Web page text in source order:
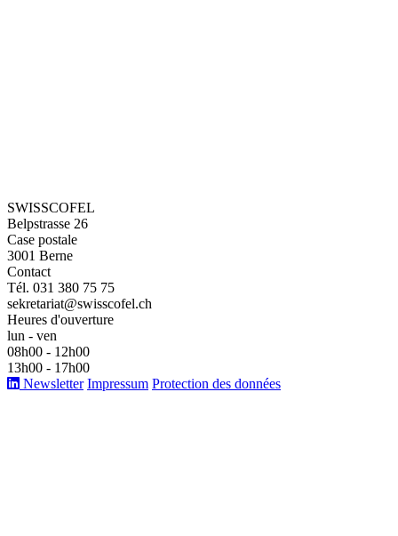
SWISSCOFEL
Belpstrasse 26
Case postale
3001 Berne
Contact
Tél. 031 380 75 75
sekretariat@swisscofel.ch
Heures d'ouverture
lun - ven
08h00 - 12h00
13h00 - 17h00
Newsletter Impressum Protection des données